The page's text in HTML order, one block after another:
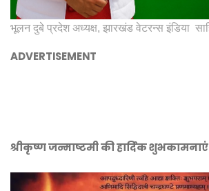
भूलन दुबे प्रदेश अध्यक्ष, झारखंड वेटरन्स इंडिया
ADVERTISEMENT
श्रीकृष्ण जन्माष्टमी की हार्दिक शुभकामनाएं